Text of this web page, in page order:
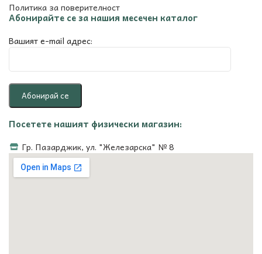
Политика за поверителност
Абонирайте се за нашия месечен каталог
Вашият e-mail адрес:
Посетете нашият физически магазин:
Гр. Пазарджик, ул. "Железарска" № 8